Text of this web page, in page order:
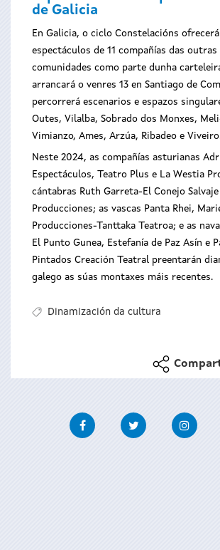
de Galicia
En Galicia, o ciclo Constelacións
espectáculos de 11 compañías das
comunidades como parte dunha
arrancará o venres 13 en Santiago de
percorrerá escenarios e espazos
Outes, Vilalba, Sobrado dos Monxes,
Vimianzo, Ames, Arzúa, Ribadeo e
Neste 2024, as compañías asturianas
Espectáculos, Teatro Plus e La Westia
cántabras Ruth Garreta-El Conejo
Producciones; as vascas Panta Rhei,
Producciones-Tanttaka Teatroa; e as
El Punto Gunea, Estefanía de Paz Asín e
Pintados Creación Teatral preentarán
galego as súas montaxes máis recentes.
Dinamización da cultura
FacebookTwitter